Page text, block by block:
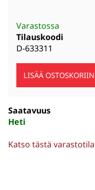
Varastossa
Tilauskoodi
D-633311
Saatavuus
Heti
Katso tästä